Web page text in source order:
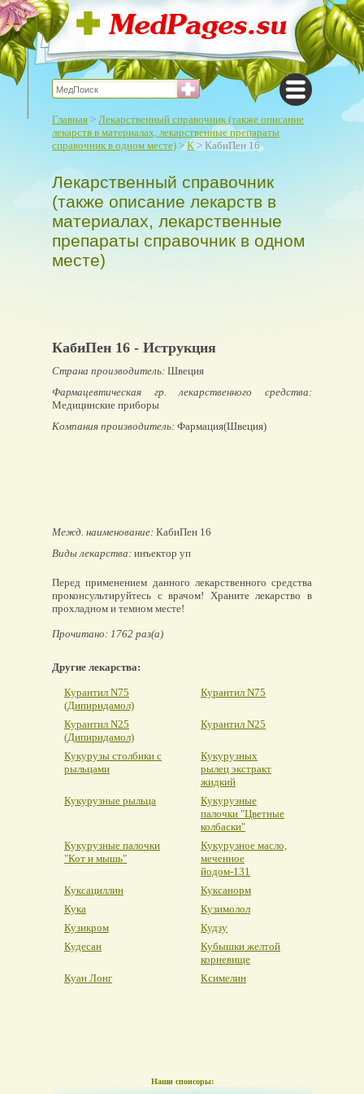
Главная > Лекарственный справочник (также описание
лекарств в материалах, лекарственные препараты
справочник в одном месте) >К > КабиПен 16
Лекарственный справочник
(также описание лекарств в
материалах, лекарственные
препараты справочник в одном
месте)
КабиПен 16 - Иструкция
Страна производитель: Швеция
Фармацевтическая гр. лекарственного средства:
Медицинские приборы
Компания производитель: Фармация(Швеция)
Межд. наименование: КабиПен 16
Виды лекарства: инъектор уп
Перед применением данного лекарственного средства
проконсультируйтесь с врачом! Храните лекарство в
прохладном и темном месте!
Прочитано: 1762 раз(а)
Другие лекарства:
Курантил N75
(Дипиридамол)
Курантил N75
Курантил N25
(Дипиридамол)
Курантил N25
Кукурузы столбики с
рыльцами
Кукурузных
рылец экстракт
жидкий
Кукурузные рыльца
Кукурузные
палочки "Цветные
колбаски"
Кукурузные палочки
"Кот и мышь"
Кукурузное масло,
меченное
йодом-131
Куксациллин
Куксанорм
Кука
Кузимолол
Кузикром
Кудзу
Кудесан
Кубышки желтой
корневище
Куан Лонг
Ксимелин
Наши спонсоры: